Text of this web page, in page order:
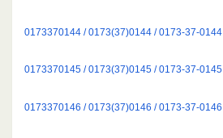
0173370144 / 0173(37)0144 / 0173-37-0144
0173370145 / 0173(37)0145 / 0173-37-0145
0173370146 / 0173(37)0146 / 0173-37-0146